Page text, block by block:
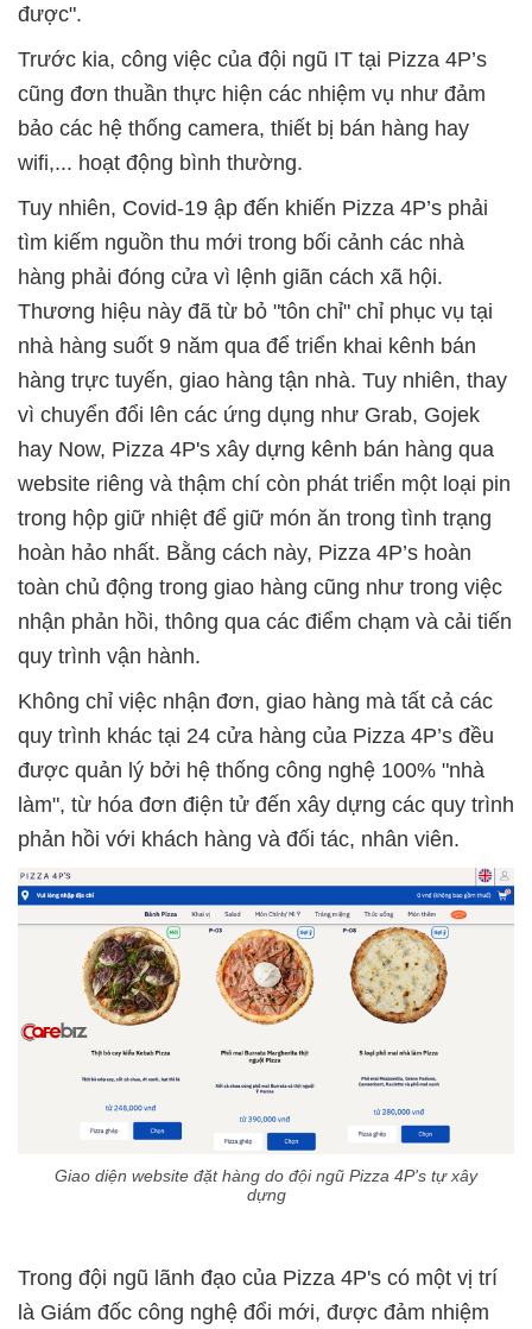
được".
Trước kia, công việc của đội ngũ IT tại Pizza 4P’s
cũng đơn thuần thực hiện các nhiệm vụ như đảm
bảo các hệ thống camera, thiết bị bán hàng hay
wifi,... hoạt động bình thường.
Tuy nhiên, Covid-19 ập đến khiến Pizza 4P’s phải
tìm kiếm nguồn thu mới trong bối cảnh các nhà
hàng phải đóng cửa vì lệnh giãn cách xã hội.
Thương hiệu này đã từ bỏ "tôn chỉ" chỉ phục vụ tại
nhà hàng suốt 9 năm qua để triển khai kênh bán
hàng trực tuyến, giao hàng tận nhà. Tuy nhiên, thay
vì chuyển đổi lên các ứng dụng như Grab, Gojek
hay Now, Pizza 4P's xây dựng kênh bán hàng qua
website riêng và thậm chí còn phát triển một loại pin
trong hộp giữ nhiệt để giữ món ăn trong tình trạng
hoàn hảo nhất. Bằng cách này, Pizza 4P’s hoàn
toàn chủ động trong giao hàng cũng như trong việc
nhận phản hồi, thông qua các điểm chạm và cải tiến
quy trình vận hành.
Không chỉ việc nhận đơn, giao hàng mà tất cả các
quy trình khác tại 24 cửa hàng của Pizza 4P’s đều
được quản lý bởi hệ thống công nghệ 100% "nhà
làm", từ hóa đơn điện tử đến xây dựng các quy trình
phản hồi với khách hàng và đối tác, nhân viên.
Giao diện website đặt hàng do đội ngũ Pizza 4P's tự xây
dựng
Trong đội ngũ lãnh đạo của Pizza 4P's có một vị trí
là Giám đốc công nghệ đổi mới, được đảm nhiệm